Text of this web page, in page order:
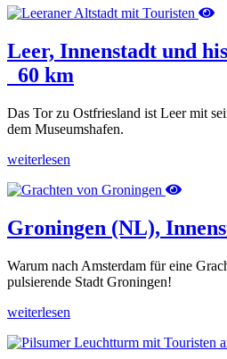
Leer, Innenstadt und
60 km
Das Tor zu Ostfriesland ist Leer mit
dem Museumshafen.
weiterlesen
Groningen (NL),
Warum nach Amsterdam für eine
pulsierende Stadt Groningen!
weiterlesen